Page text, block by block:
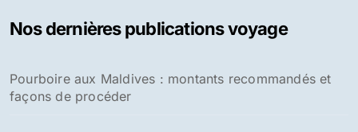
Nos dernières publications voyage
Pourboire aux Maldives : montants recommandés et
façons de procéder